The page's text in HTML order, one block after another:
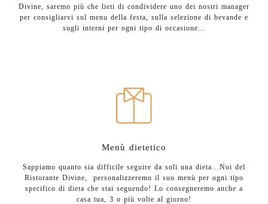
Divine, saremo più che lieti di condividere uno dei nostri manager
per consigliarvi sul menu della festa, sulla selezione di bevande e
sugli interni per ogni tipo di occasione...
Menù dietetico
Sappiamo quanto sia difficile seguire da soli una dieta…Noi del
Ristorante Divine, personalizzeremo il suo menù per ogni tipo
specifico di dieta che stai seguendo! Lo consegneremo anche a
casa tua, 3 o più volte al giorno!